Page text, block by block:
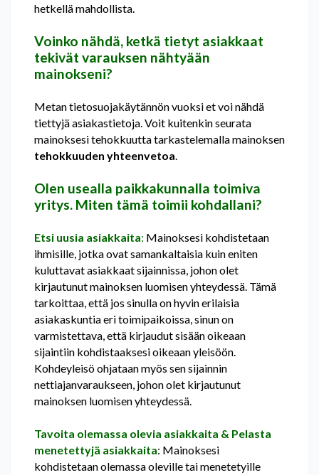
hetkellä mahdollista.
Voinko nähdä, ketkä tietyt asiakkaat
tekivät varauksen nähtyään
mainokseni?
Metan tietosuojakäytännön vuoksi et voi nähdä
tiettyjä asiakastietoja. Voit kuitenkin seurata
mainoksesi tehokkuutta tarkastelemalla mainoksen
tehokkuuden yhteenvetoa.
Olen usealla paikkakunnalla toimiva
yritys. Miten tämä toimii kohdallani?
Etsi uusia asiakkaita: Mainoksesi kohdistetaan
ihmisille, jotka ovat samankaltaisia kuin eniten
kuluttavat asiakkaat sijainnissa, johon olet
kirjautunut mainoksen luomisen yhteydessä. Tämä
tarkoittaa, että jos sinulla on hyvin erilaisia
asiakaskuntia eri toimipaikoissa, sinun on
varmistettava, että kirjaudut sisään oikeaan
sijaintiin kohdistaaksesi oikeaan yleisöön.
Kohdeyleisö ohjataan myös sen sijainnin
nettiajanvaraukseen, johon olet kirjautunut
mainoksen luomisen yhteydessä.
Tavoita olemassa olevia asiakkaita & Pelasta
menetettyjä asiakkaita: Mainoksesi
kohdistetaan olemassa oleville tai menetetyille